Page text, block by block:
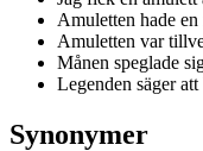
Amuletten hade
Amuletten var
Månen speglade
Legenden säger
Synonymer